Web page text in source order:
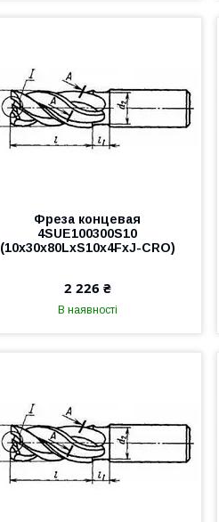
Фреза концевая
4SUE100300S10
(10x30x80LxS10x4FxJ-CRO)
2 226 ₴
В наявності